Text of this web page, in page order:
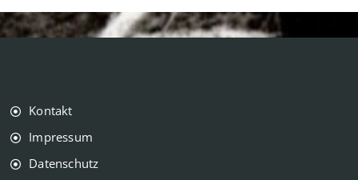
Kontakt
Impressum
Datenschutz